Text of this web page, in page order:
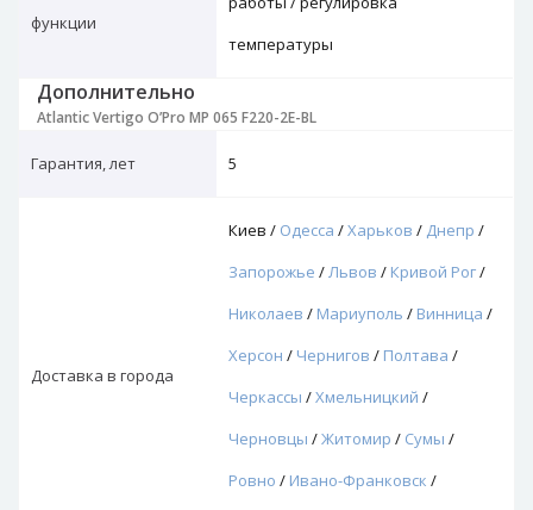
функции
температуры
Дополнительно
Atlantic Vertigo O’Pro MP 065 F220-2E-BL
Гарантия, лет 5
Доставка в города
Киев / Одесса /Харьков / Днепр /
Запорожье /Львов / Кривой Рог/
Николаев / Мариуполь / Винница /
Херсон / Чернигов / Полтава /
Черкассы /Хмельницкий /
Черновцы /Житомир / Сумы /
Ровно / Ивано-Франковск /